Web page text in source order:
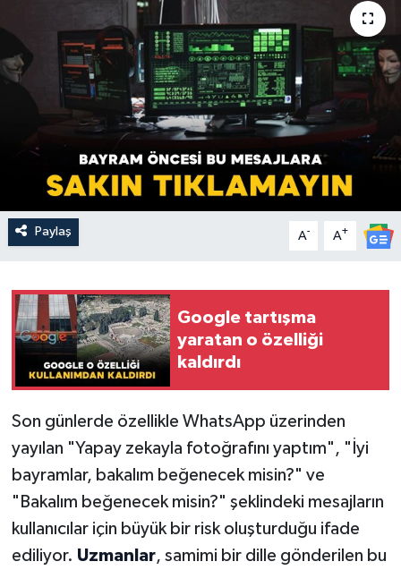
Paylaş A- A+
Google tartışma
yaratan o özelliği
kaldırdı
Son günlerde özellikle WhatsApp üzerinden
yayılan "Yapay zekayla fotoğrafını yaptım", "İyi
bayramlar, bakalım beğenecek misin?" ve
"Bakalım beğenecek misin?" şeklindeki mesajların
kullanıcılar için büyük bir risk oluşturduğu ifade
ediliyor. Uzmanlar, samimi bir dille gönderilen bu